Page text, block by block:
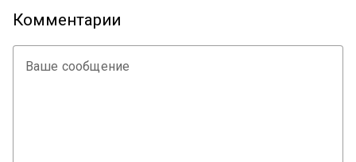
Комментарии
Ваше сообщение